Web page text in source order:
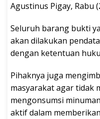
Agustinus Pigay, Rabu
Seluruh barang bukti
akan dilakukan
dengan ketentuan
Pihaknya juga
masyarakat agar tidak
mengonsumsi
aktif dalam